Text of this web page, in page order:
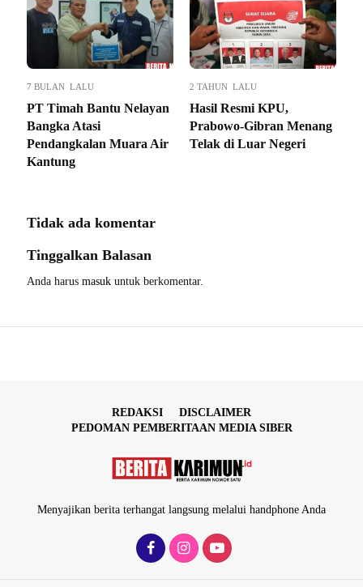
7 BULAN LALU
PT Timah Bantu Nelayan
Bangka Atasi
Pendangkalan Muara Air
Kantung
2 TAHUN LALU
Hasil Resmi KPU,
Prabowo-Gibran Menang
Telak di Luar Negeri
Tidak ada komentar
Tinggalkan Balasan
Anda harus masuk untuk berkomentar.
REDAKSI
DISCLAIMER
PEDOMAN PEMBERITAAN MEDIA SIBER
Menyajikan berita terhangat langsung melalui handphone Anda